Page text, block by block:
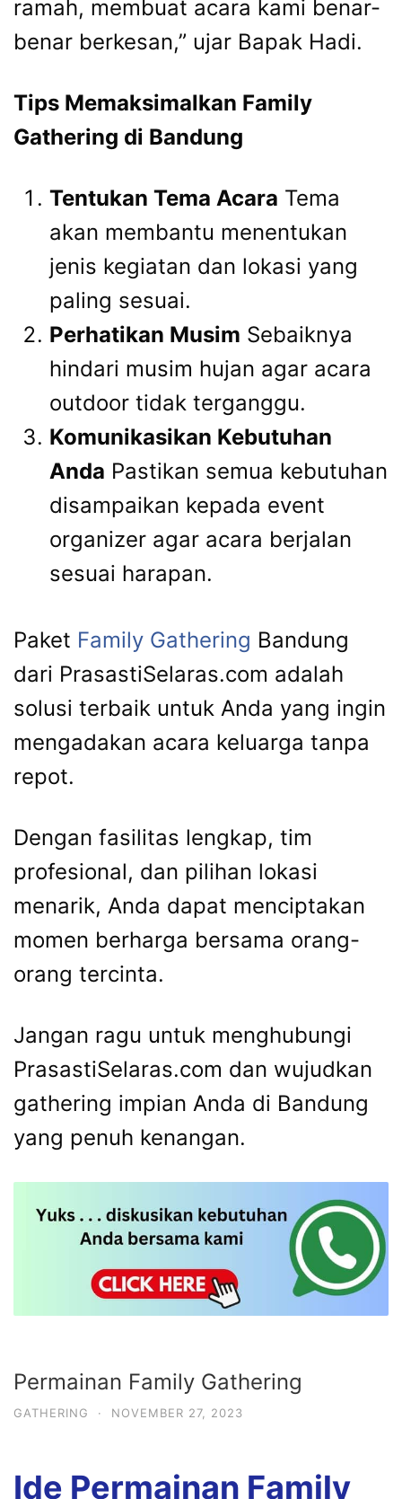
ramah, membuat acara kami benar-
benar berkesan,” ujar Bapak Hadi.
Tips Memaksimalkan Family
Gathering di Bandung
Tentukan Tema Acara Tema
akan membantu menentukan
jenis kegiatan dan lokasi yang
paling sesuai.
Perhatikan Musim Sebaiknya
hindari musim hujan agar acara
outdoor tidak terganggu.
Komunikasikan Kebutuhan
Anda Pastikan semua kebutuhan
disampaikan kepada event
organizer agar acara berjalan
sesuai harapan.
Paket Family Gathering Bandung
dari PrasastiSelaras.com adalah
solusi terbaik untuk Anda yang ingin
mengadakan acara keluarga tanpa
repot.
Dengan fasilitas lengkap, tim
profesional, dan pilihan lokasi
menarik, Anda dapat menciptakan
momen berharga bersama orang-
orang tercinta.
Jangan ragu untuk menghubungi
PrasastiSelaras.com dan wujudkan
gathering impian Anda di Bandung
yang penuh kenangan.
Permainan Family Gathering
GATHERING · NOVEMBER 27, 2023
Ide Permainan Family